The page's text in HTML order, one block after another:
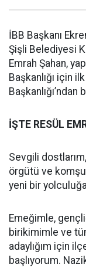
İBB Başkanı
Şişli Belediyesi
Emrah Şahan,
Başkanlığı için
Başkanlığı’ndan
İŞTE RESÜL
Sevgili
örgütü ve
yeni bir
Emeğimle,
birikimimle ve
adaylığım için
başlıyorum.